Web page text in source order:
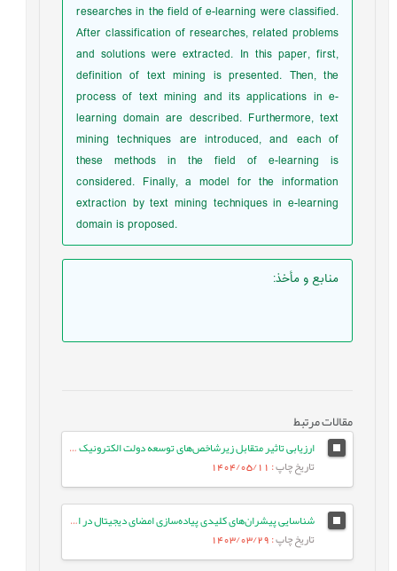
researches in the field of e-learning were classified.
After classification of researches, related problems
and solutions were extracted. In this paper, first,
definition of text mining is presented. Then, the
process of text mining and its applications in e-
learning domain are described. Furthermore, text
mining techniques are introduced, and each of
these methods in the field of e-learning is
considered. Finally, a model for the information
extraction by text mining techniques in e-learning
domain is proposed.
منابع و مأخذ:
مقالات مرتبط
ارزیابی تاثیر متقابل زیرشاخص‌های توسعه دولت الکترونیک و مشارکت الکترونیک با بهره گیری از داده‌های سری زمانی کشورهای خاورمیانه طی سال‌های 2003 تا 2022
تاریخ چاپ: 1404/05/11
شناسایی پیشران‌های کلیدی پیاده‌سازی امضای دیجیتال در ایران (به روش دلفی فازی)
تاریخ چاپ: 1403/03/29